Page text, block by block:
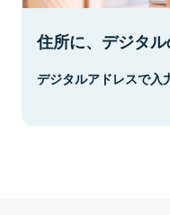
住所に、デジタル
デジタルアドレスで入